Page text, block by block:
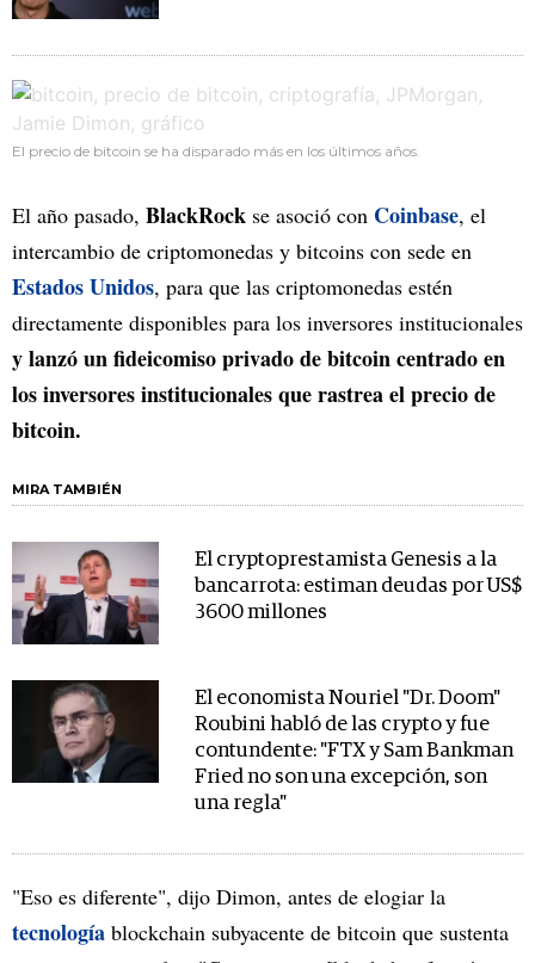
El precio de bitcoin se ha disparado más en los últimos años.
El año pasado, BlackRock se asoció con Coinbase, el
intercambio de criptomonedas y bitcoins con sede en
Estados Unidos, para que las criptomonedas estén
directamente disponibles para los inversores institucionales
y lanzó un fideicomiso privado de bitcoin centrado en
los inversores institucionales que rastrea el precio de
bitcoin.
MIRA TAMBIÉN
El cryptoprestamista Genesis a la
bancarrota: estiman deudas por US$
3600 millones
El economista Nouriel "Dr. Doom"
Roubini habló de las crypto y fue
contundente: "FTX y Sam Bankman
Fried no son una excepción, son
una regla"
"Eso es diferente", dijo Dimon, antes de elogiar la
tecnología blockchain subyacente de bitcoin que sustenta